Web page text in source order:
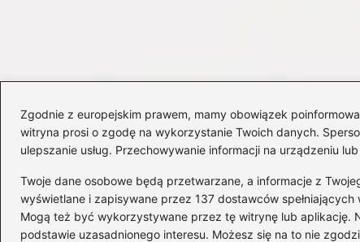
Zgodnie z europejskim prawem, mamy obowiązek
witryna prosi o zgodę na wykorzystanie Twoich danych.
ulepszanie usług. Przechowywanie informacji na urządzeniu
Twoje dane osobowe będą przetwarzane, a informacje z
wyświetlane i zapisywane przez 137 dostawców
Mogą też być wykorzystywane przez tę witrynę lub aplikację.
podstawie uzasadnionego interesu. Możesz się na to nie
Copyright © 2026 delta-travel.pl